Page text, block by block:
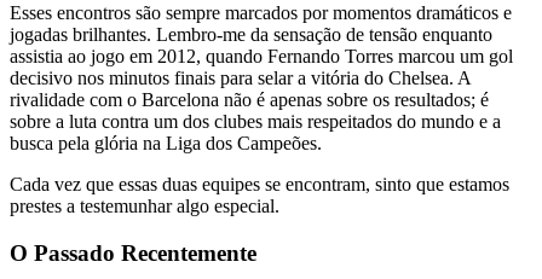
Esses encontros são sempre marcados por momentos dramáticos e
jogadas brilhantes. Lembro-me da sensação de tensão enquanto
assistia ao jogo em 2012, quando Fernando Torres marcou um gol
decisivo nos minutos finais para selar a vitória do Chelsea. A
rivalidade com o Barcelona não é apenas sobre os resultados; é
sobre a luta contra um dos clubes mais respeitados do mundo e a
busca pela glória na Liga dos Campeões.
Cada vez que essas duas equipes se encontram, sinto que estamos
prestes a testemunhar algo especial.
O Passado Recentemente